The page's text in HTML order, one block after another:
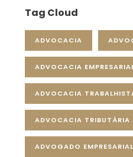
Tag Cloud
ADVOCACIA
ADVOCACIA
ADVOCACIA
ADVOCACIA TRIBUTÁRIA
ADVOGADO EMPRESARIAL